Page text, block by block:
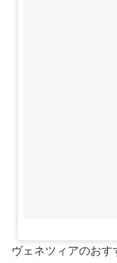
ヴェネツィアのお